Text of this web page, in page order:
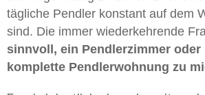
tägliche Pendler konstant auf dem
sind. Die immer wiederkehrende
sinnvoll, ein Pendlerzimmer oder
komplette Pendlerwohnung zu